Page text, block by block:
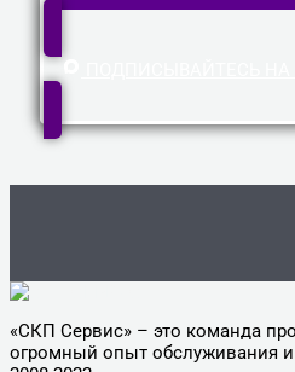
«СКП Сервис» – это команда
огромный опыт обслуживания